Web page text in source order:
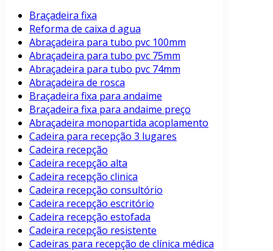
Braçadeira fixa
Reforma de caixa d agua
Abraçadeira para tubo pvc 100mm
Abraçadeira para tubo pvc 75mm
Abraçadeira para tubo pvc 74mm
Abraçadeira de rosca
Braçadeira fixa para andaime
Braçadeira fixa para andaime preço
Abraçadeira monopartida acoplamento
Cadeira para recepção 3 lugares
Cadeira recepção
Cadeira recepção alta
Cadeira recepção clinica
Cadeira recepção consultório
Cadeira recepção escritório
Cadeira recepção estofada
Cadeira recepção resistente
Cadeiras para recepção de clínica médica